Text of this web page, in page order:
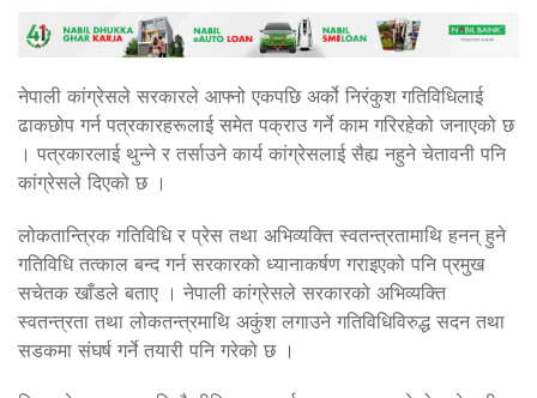
नेपाली कांग्रेसले सरकारले आफ्नो एकपछि अर्को निरंकुश गतिविधिलाई
ढाकछोप गर्न पत्रकारहरूलाई समेत पक्राउ गर्ने काम गरिरहेको जनाएको छ
। पत्रकारलाई थुन्ने र तर्साउने कार्य कांग्रेसलाई सैह्य नहुने चेतावनी पनि
कांग्रेसले दिएको छ ।
लोकतान्त्रिक गतिविधि र प्रेस तथा अभिव्यक्ति स्वतन्त्रतामाथि हनन् हुने
गतिविधि तत्काल बन्द गर्न सरकारको ध्यानाकर्षण गराइएको पनि प्रमुख
सचेतक खाँडले बताए । नेपाली कांग्रेसले सरकारको अभिव्यक्ति
स्वतन्त्रता तथा लोकतन्त्रमाथि अकुंश लगाउने गतिविधिविरुद्ध सदन तथा
सडकमा संघर्ष गर्ने तयारी पनि गरेको छ ।